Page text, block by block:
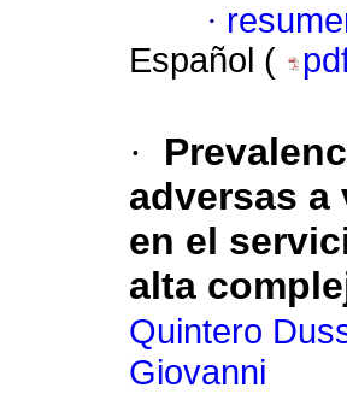
·
Español (
·
adversas
en el
alta
Quintero
Giovanni